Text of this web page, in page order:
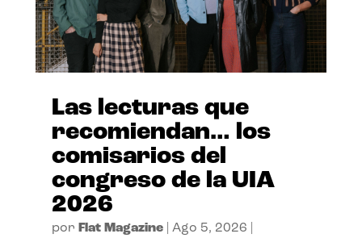
Las lecturas que
recomiendan… los
comisarios del
congreso de la UIA
2026
por Flat Magazine| Ago 5, 2026